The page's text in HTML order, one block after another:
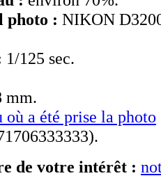
photo : NIKON
1/125 sec.
mm.
a été prise la photo
de votre intérêt :